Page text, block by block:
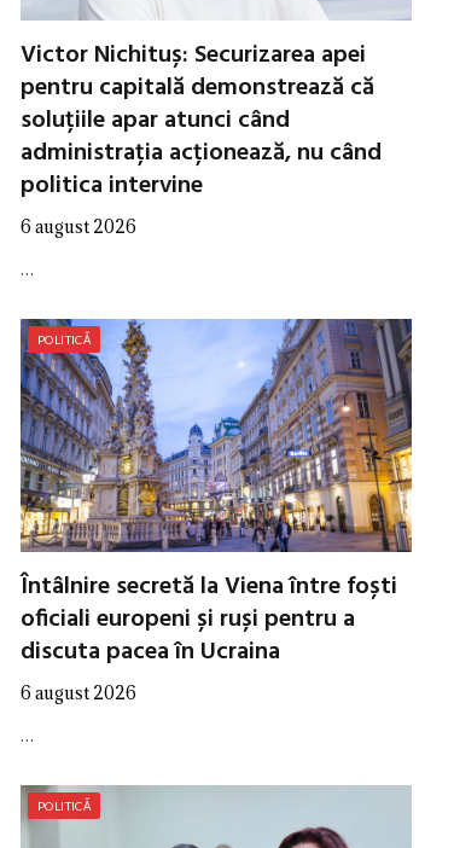
Victor Nichituș: Securizarea apei
pentru capitală demonstrează că
soluțiile apar atunci când
administrația acționează, nu când
politica intervine
6 august 2026
…
POLITICĂ
Întâlnire secretă la Viena între foști
oficiali europeni și ruși pentru a
discuta pacea în Ucraina
6 august 2026
…
POLITICĂ